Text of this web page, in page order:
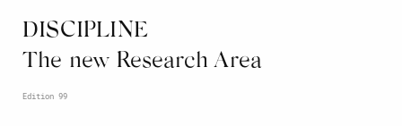
DISCIPLINE
The new Research Area
Edition 99